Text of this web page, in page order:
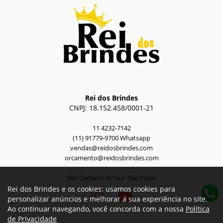
Rei dos Brindes
CNPJ: 18.152.458/0001-21
11 4232-7142
(11) 91779-9700 Whatsapp
vendas@reidosbrindes.com
orcamento@reidosbrindes.com
São Caetano do Sul -São Paulo
Rei dos Brindes e os cookies: usamos cookies para
personalizar anúncios e melhorar a sua experiência no site.
Ao continuar navegando, você concorda com a nossa Política
de Privacidade